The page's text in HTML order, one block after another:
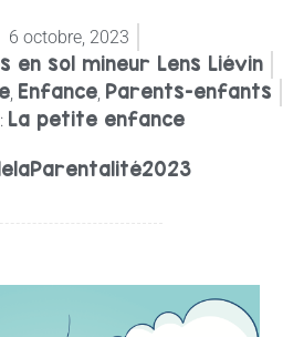
6 octobre, 2023
en sol mineur Lens Liévin
, Enfance, Parents-enfants
La petite enfance